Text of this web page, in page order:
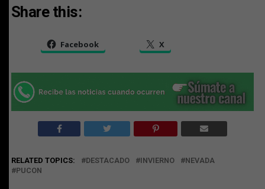
Share this:
Facebook X
RELATED TOPICS: DESTACADO INVIERNO
NEVADA
PUCON